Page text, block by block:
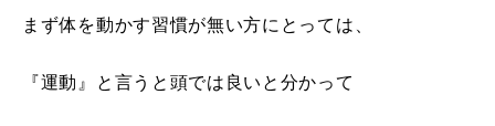
まず体を動かす習慣が無い方にとっては、
『運動』と言うと頭では良いと分かって